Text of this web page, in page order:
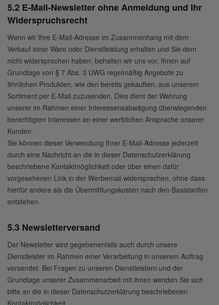
5.2 E-Mail-Newsletter ohne Anmeldung und Ihr
Widerspruchsrecht
Wenn wir Ihre E-Mail-Adresse im Zusammenhang mit dem
Verkauf einer Ware oder Dienstleistung erhalten und Sie dem
nicht widersprochen haben, behalten wir uns vor, Ihnen auf
Grundlage von § 7 Abs. 3 UWG regelmäßig Angebote zu
ähnlichen Produkten, wie den bereits gekauften, aus unserem
Sortiment per E-Mail zuzusenden. Dies dient der Wahrung
unserer im Rahmen einer Interessensabwägung überwiegenden
berechtigten Interessen an einer werblichen Ansprache unserer
Kunden.
Sie können dieser Verwendung Ihrer E-Mail-Adresse jederzeit
durch eine Nachricht an die in dieser Datenschutzerklärung
beschriebene Kontaktmöglichkeit oder über einen dafür
vorgesehenen Link in der Werbemail widersprechen, ohne dass
hierfür andere als die Übermittlungskosten nach den Basistarifen
entstehen.
5.3 Newsletterversand
Der Newsletter wird gegebenenfalls auch durch unsere
Dienstleister im Rahmen einer Verarbeitung in unserem Auftrag
versendet. Bei Fragen zu unseren Dienstleistern und der
Grundlage unserer Zusammenarbeit mit ihnen wenden Sie sich
bitte an die in dieser Datenschutzerklärung beschriebenen
Kontaktmöglichkeit.